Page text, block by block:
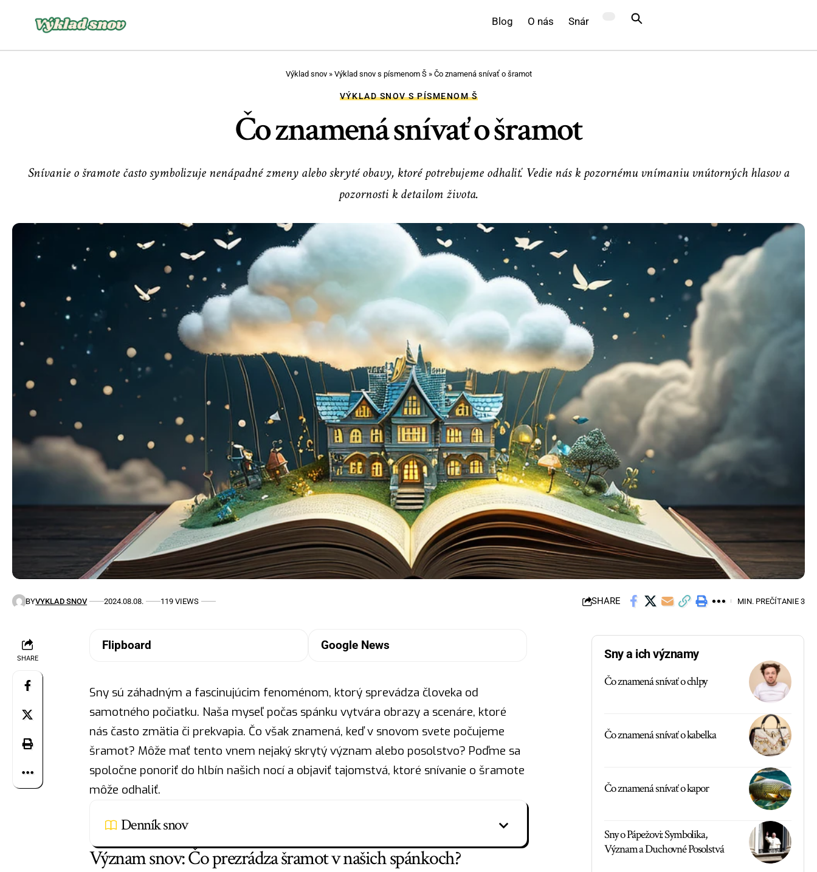
Blog O nás Snár
Výklad snov» Výklad snov s písmenom Š» Čo znamená snívať o šramot
VÝKLAD SNOV S PÍSMENOM Š
Čo znamená snívať o šramot
Snívanie o šramote často symbolizuje nenápadné zmeny alebo skryté obavy, ktoré potrebujeme odhaliť. Vedie nás k pozornému vnímaniu vnútorných hlasov a
pozornosti k detailom života.
BYVYKLAD SNOV 2024.08.08. 119 VIEWS SHARE MIN. PREČÍTANIE 3
SHARE
Flipboard Google News
Sny sú záhadným a fascinujúcim fenoménom, ktorý sprevádza človeka od
samotného počiatku. Naša myseľ počas spánku vytvára obrazy a scenáre, ktoré
nás často zmätia či prekvapia. Čo však znamená, keď v snovom svete počujeme
šramot? Môže mať tento vnem nejaký skrytý význam alebo posolstvo? Poďme sa
spoločne ponoriť do hlbín našich nocí a objaviť tajomstvá, ktoré snívanie o šramote
môže odhaliť.
Denník snov
Význam snov: Čo prezrádza šramot v našich spánkoch?
Sny a ich významy
Čo znamená snívať o chlpy
Čo znamená snívať o kabelka
Čo znamená snívať o kapor
Sny o Pápežovi: Symbolika,
Význam a Duchovné Posolstvá